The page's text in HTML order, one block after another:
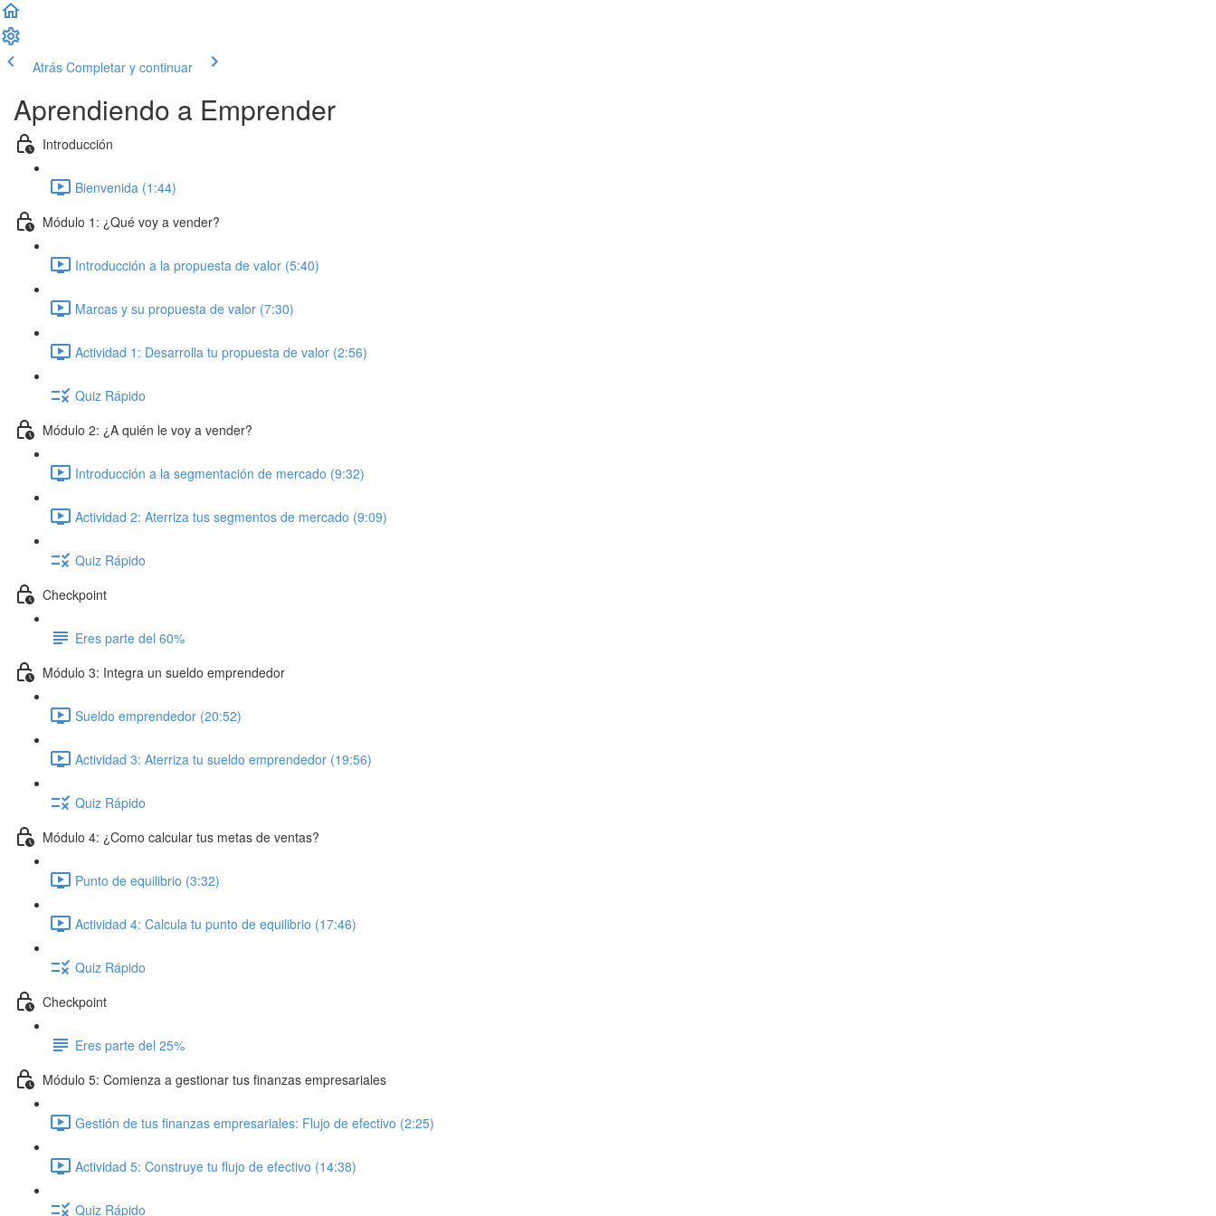
Atrás Completar y continuar
Aprendiendo a Emprender
Introducción
Bienvenida (1:44)
Módulo 1: ¿Qué voy a vender?
Introducción a la propuesta de valor (5:40)
Marcas y su propuesta de valor (7:30)
Actividad 1: Desarrolla tu propuesta de valor (2:56)
Quiz Rápido
Módulo 2: ¿A quién le voy a vender?
Introducción a la segmentación de mercado (9:32)
Actividad 2: Aterriza tus segmentos de mercado (9:09)
Quiz Rápido
Checkpoint
Eres parte del 60%
Módulo 3: Integra un sueldo emprendedor
Sueldo emprendedor (20:52)
Actividad 3: Aterriza tu sueldo emprendedor (19:56)
Quiz Rápido
Módulo 4: ¿Como calcular tus metas de ventas?
Punto de equilibrio (3:32)
Actividad 4: Calcula tu punto de equilibrio (17:46)
Quiz Rápido
Checkpoint
Eres parte del 25%
Módulo 5: Comienza a gestionar tus finanzas empresariales
Gestión de tus finanzas empresariales: Flujo de efectivo (2:25)
Actividad 5: Construye tu flujo de efectivo (14:38)
Quiz Rápido